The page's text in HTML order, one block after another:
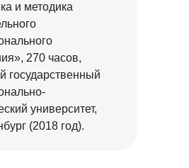
и методика
270 часов,
государственный
университет,
(2018 год).